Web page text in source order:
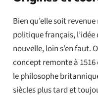
Bien qu’elle soit
politique français, l’idée
nouvelle, loin s’en faut.
concept remonte à
le philosophe
siècles plus tard et